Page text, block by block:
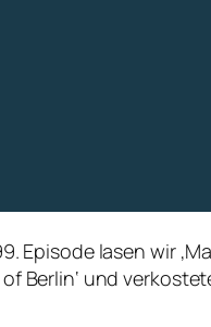
Episode lasen wir
of Berlin‘ und